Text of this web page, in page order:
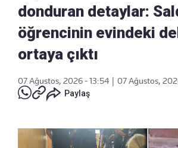
donduran detaylar:
öğrencinin evindeki
ortaya çıktı
07 Ağustos, 2026 - 13:54
07 Ağustos,
Paylaş